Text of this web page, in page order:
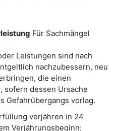
Für Sachmängel
Leistungen sind nach
nachzubessern, neu
die einen
sofern dessen Ursache
Gefahrübergangs vorlag.
verjähren in 24
Verjährungsbeginn;